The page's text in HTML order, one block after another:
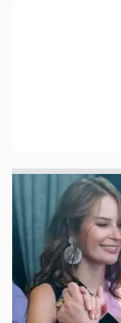
Неужели правда?